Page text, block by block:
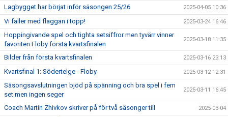
Lagbygget har börjat inför säsongen 25/26 2025-04-05 10:36
Vi faller med flaggan i topp! 2025-03-24 16:46
Hoppingivande spel och tighta setsiffror men tyvärr vinner
favoriten Floby första kvartsfinalen
2025-03-18 11:35
Bilder från första kvartsfinalen 2025-03-16 23:13
Kvartsfinal 1: Södertelge - Floby 2025-03-12 12:31
Säsongsavslutningen bjöd på spänning och bra spel i fem
set men ingen seger
2025-03-11 16:45
Coach Martin Zhivkov skriver på för två säsonger till 2025-03-04